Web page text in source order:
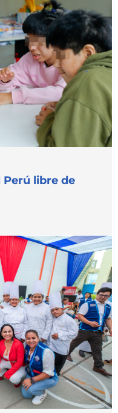
Perú libre de